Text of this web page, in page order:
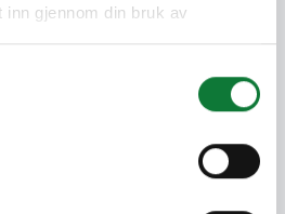
gjennom din bruk av